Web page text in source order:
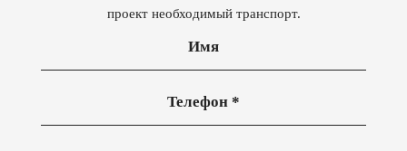
проект необходимый транспорт.